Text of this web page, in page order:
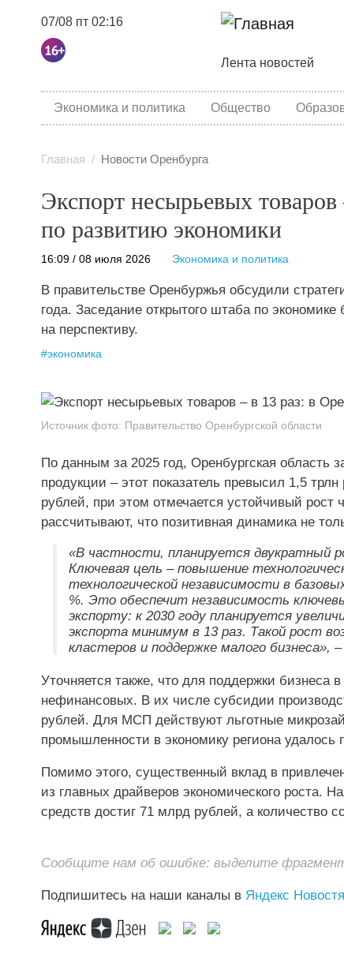
07/08 пт 02:16
Основная
Лента новостей
category menu
Экономика и политика Общество
Главная Новости Оренбурга
Экспорт несырьевых
по развитию экономики
16:09 / 08 июля 2026 Экономика и политика
В правительстве Оренбуржья обсудили
года. Заседание открытого штаба по
на перспективу.
#экономика
Источник фото: Правительство Оренбургской области
По данным за 2025 год, Оренбургская область
продукции – этот показатель превысил 1,5
рублей, при этом отмечается устойчивый рост
рассчитывают, что позитивная динамика не
«В частности, планируется двукратный
Ключевая цель – повышение
технологической независимости в
%. Это обеспечит независимость
экспорту: к 2030 году планируется
экспорта минимум в 13 раз. Такой рост
кластеров и поддержке малого бизнеса»,
Уточняется также, что для поддержки бизнеса
нефинансовых. В их числе субсидии
рублей. Для МСП действуют льготные
промышленности в экономику региона удалось
Помимо этого, существенный вклад в
из главных драйверов экономического роста.
средств достиг 71 млрд рублей, а количество
Сообщите нам об ошибке: выделите
Подпишитесь на наши каналы в Яндекс